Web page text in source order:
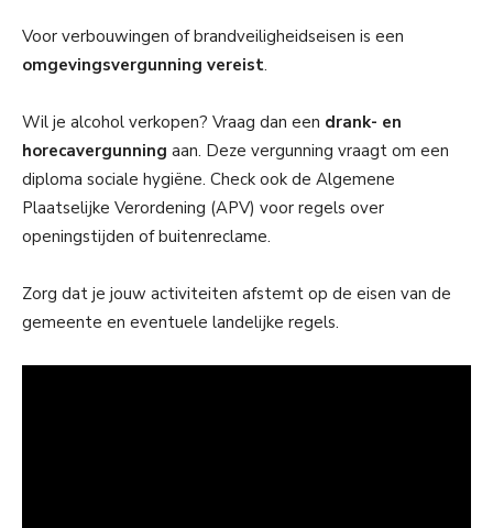
Voor verbouwingen of brandveiligheidseisen is een
omgevingsvergunning vereist.
Wil je alcohol verkopen? Vraag dan een drank- en
horecavergunning aan. Deze vergunning vraagt om een
diploma sociale hygiëne. Check ook de Algemene
Plaatselijke Verordening (APV) voor regels over
openingstijden of buitenreclame.
Zorg dat je jouw activiteiten afstemt op de eisen van de
gemeente en eventuele landelijke regels.